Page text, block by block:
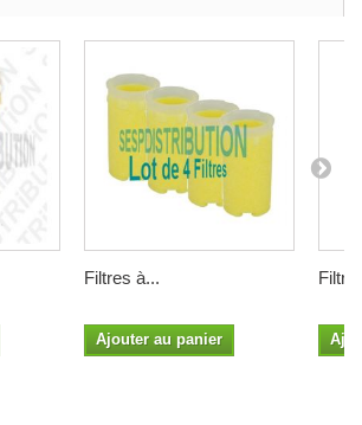
Filtres à...
Ajouter au panier